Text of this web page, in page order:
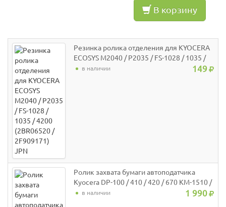
В корзину
Резинка ролика отделения для KYOCERA
ECOSYS M2040 / P2035 / FS-1028 / 1035 /
4200 (2BR06520 / 2F909171) JPN
в наличии 149
Ролик захвата бумаги автоподатчика
Kyocera DP-100 / 410 / 420 / 670 KM-1510 /
FS-1028MFP / 1128MFP / 1030MFP /
в наличии 1 990